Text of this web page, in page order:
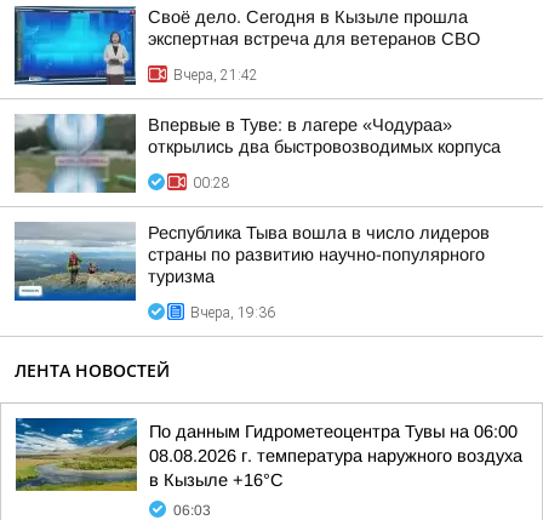
Своё дело. Сегодня в Кызыле прошла
экспертная встреча для ветеранов СВО
Вчера, 21:42
Впервые в Туве: в лагере «Чодураа»
открылись два быстровозводимых корпуса
00:28
Республика Тыва вошла в число лидеров
страны по развитию научно-популярного
туризма
Вчера, 19:36
ЛЕНТА НОВОСТЕЙ
По данным Гидрометеоцентра Тувы на 06:00
08.08.2026 г. температура наружного воздуха
в Кызыле +16°С
06:03